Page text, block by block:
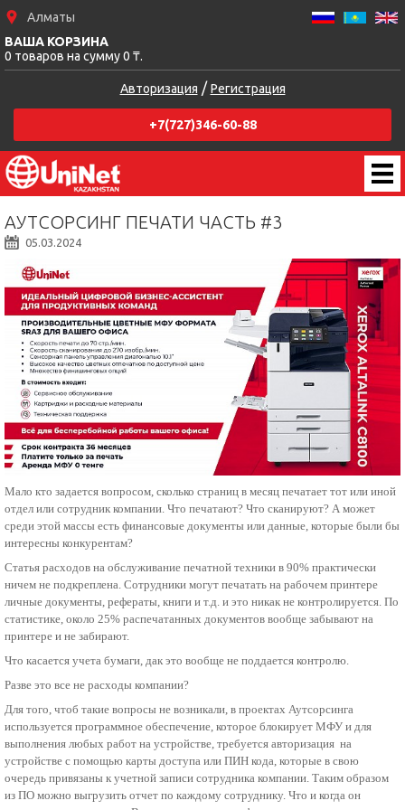
Алматы
+7(727)346-60-88
ВАША КОРЗИНА
0 товаров на сумму 0 ₸.
Авторизация /Регистрация
АУТСОРСИНГ ПЕЧАТИ ЧАСТЬ #3
05.03.2024
Мало кто задается вопросом, сколько страниц в месяц печатает тот или иной
отдел или сотрудник компании. Что печатают? Что сканируют? А может
среди этой массы есть финансовые документы или данные, которые были бы
интересны конкурентам?
Статья расходов на обслуживание печатной техники в 90% практически
ничем не подкреплена. Сотрудники могут печатать на рабочем принтере
личные документы, рефераты, книги и т.д. и это никак не контролируется. По
статистике, около 25% распечатанных документов вообще забывают на
принтере и не забирают.
Что касается учета бумаги, дак это вообще не поддается контролю.
Разве это все не расходы компании?
Для того, чтоб такие вопросы не возникали, в проектах Аутсорсинга
используется программное обеспечение, которое блокирует МФУ и для
выполнения любых работ на устройстве, требуется авторизация на
устройстве с помощью карты доступа или ПИН кода, которые в свою
очередь привязаны к учетной записи сотрудника компании. Таким образом
из ПО можно выгрузить отчет по каждому сотруднику. Что и когда он